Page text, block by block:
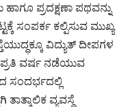
ಹಾಗೂ ಪ್ರದಕ್ಷಣಾ ಪಥವನ್ನು
ಸಂಪರ್ಕ ಕಲ್ಪಿಸುವ ಮುಖ್ಯ
ವಿದ್ಯುತ್ ದೀಪಗಳ
ಪ್ರತಿ ವರ್ಷ ನಡೆಯುವ
ಸಂದರ್ಭದಲ್ಲಿ
ವ್ಯವಸ್ಥೆ